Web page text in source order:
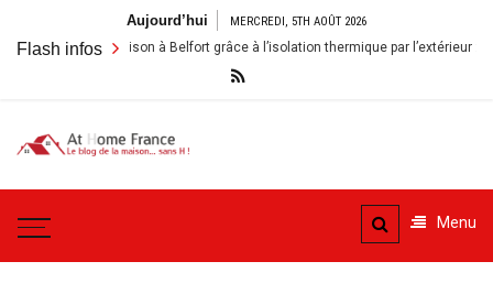
contenu
Aujourd’hui MERCREDI, 5TH AOÛT 2026
Flash infos
Rénover sa maison à Belfort grâce à l’isolation thermique par l’extérieur :
A la
Maison
H
Menu